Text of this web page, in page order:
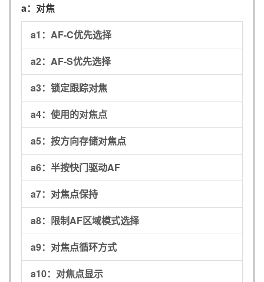
a： 对焦
a1： AF-C优先选择
a2： AF-S优先选择
a3： 锁定跟踪对焦
a4： 使用的对焦点
a5： 按方向存储对焦点
a6： 半按快门驱动AF
a7： 对焦点保持
a8： 限制AF区域模式选择
a9： 对焦点循环方式
a10： 对焦点显示